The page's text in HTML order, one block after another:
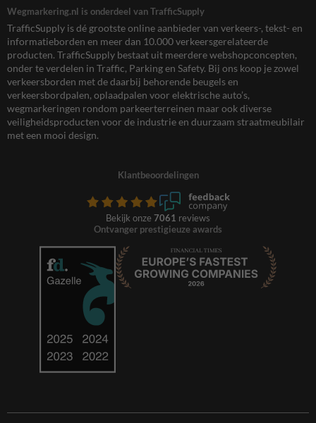
Wegmarkering.nl is onderdeel van TrafficSupply
TrafficSupply is dé grootste online aanbieder van verkeers-, tekst- en
informatieborden en meer dan 10.000 verkeersgerelateerde
producten. TrafficSupply bestaat uit meerdere webshopconcepten,
onder te verdelen in Traffic, Parking en Safety. Bij ons koop je zowel
verkeersborden met de daarbij behorende beugels en
verkeersbordpalen, oplaadpalen voor elektrische auto’s,
wegmarkeringen rondom parkeerterreinen maar ook diverse
veiligheidsproducten voor de industrie en duurzaam straatmeubilair
met een mooi design.
Klantbeoordelingen
Bekijk onze 7061 reviews
Ontvanger prestigieuze awards